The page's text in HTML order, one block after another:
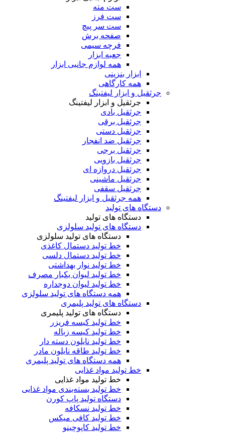
ست مته
ست فرز
ست سر پیچ
صفحه برش
فرچه سیمی
جعبه ابزار
همه لوازم جانبی ابزار
ابزار بنزینی
همه کارگاهی
جرثقیل و ابزار لیفتینگ
جرثقیل و ابزار لیفتینگ
جرثقیل بادی
جرثقیل برقی
جرثقیل دستی
جرثقیل ضد انفجار
جرثقیل برجی
جرثقیل بازویی
جرثقیل دروازه ای
جرثقیل ماشینی
جرثقیل سقفی
همه جرثقیل و ابزار لیفتینگ
دستگاه های تولید
دستگاه های تولید
دستگاه های تولید سلولزی
دستگاه های تولید سلولزی
خط تولید دستمال کاغذی
خط تولید دستمال دلسی
خط تولید نوار بهداشتی
خط تولید لیوان یکبار مصرف
خط تولید لیوان دوجداره
همه دستگاه های تولید سلولزی
دستگاه های تولید پلیمری
دستگاه های تولید پلیمری
خط تولید کیسه فریزر
خط تولید کیسه زباله
خط تولید نایلون دسته دار
خط تولید طاقه نایلون مادر
همه دستگاه های تولید پلیمری
خط تولید مواد غذایی
خط تولید مواد غذایی
خط تولید بسته‌بندی مواد غذایی
دستگاه تولید پاپ کورن
خط تولید نسکافه
خط تولید کافی میکس
خط تولید کاپوچینو